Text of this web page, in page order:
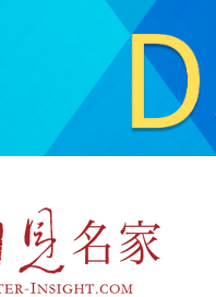
文化 財經